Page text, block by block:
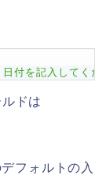
付を記入してく
ドは
フォルトの入